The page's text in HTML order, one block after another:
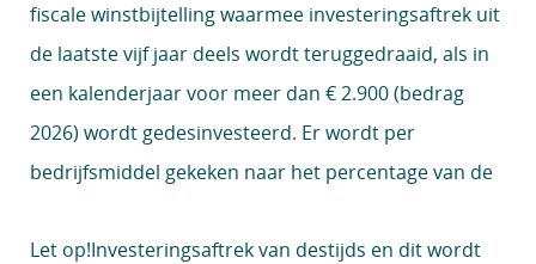
fiscale winstbijtelling waarmee investeringsaftrek uit
de laatste vijf jaar deels wordt teruggedraaid, als in
een kalenderjaar voor meer dan € 2.900 (bedrag
2026) wordt gedesinvesteerd. Er wordt per
bedrijfsmiddel gekeken naar het percentage van de
Let op!Investeringsaftrek van destijds en dit wordt